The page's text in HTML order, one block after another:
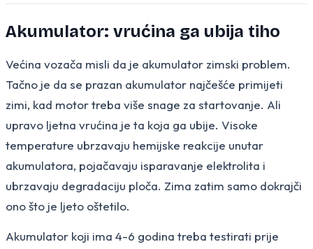
Akumulator: vrućina ga ubija tiho
Većina vozača misli da je akumulator zimski problem.
Tačno je da se prazan akumulator najčešće primijeti
zimi, kad motor treba više snage za startovanje. Ali
upravo ljetna vrućina je ta koja ga ubije. Visoke
temperature ubrzavaju hemijske reakcije unutar
akumulatora, pojačavaju isparavanje elektrolita i
ubrzavaju degradaciju ploča. Zima zatim samo dokrajči
ono što je ljeto oštetilo.
Akumulator koji ima 4-6 godina treba testirati prije